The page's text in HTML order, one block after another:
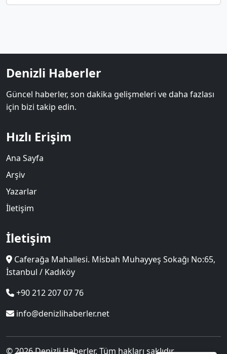
Denizli Haberler
Güncel haberler, son dakika gelişmeleri ve daha fazlası
için bizi takip edin.
Hızlı Erişim
Ana Sayfa
Arşiv
Yazarlar
İletişim
İletişim
Caferağa Mahallesi. Misbah Muhayyeş Sokağı No:65,
İstanbul / Kadıköy
+90 212 207 07 76
info@denizlihaberler.net
© 2026 Denizli Haberler. Tüm hakları saklıdır.